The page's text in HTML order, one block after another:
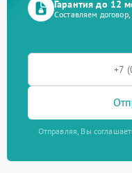
Гарантия до 12
Составляем
Отправляя, Вы